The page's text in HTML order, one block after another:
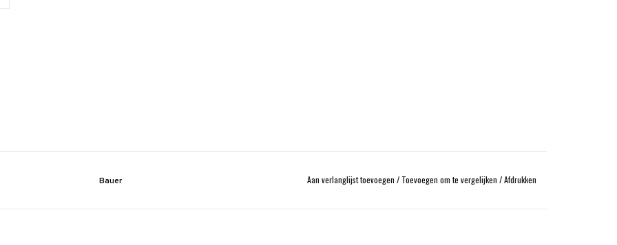
Bauer Aan verlanglijst toevoegen / Toevoegen om te vergelijken /Afdrukken